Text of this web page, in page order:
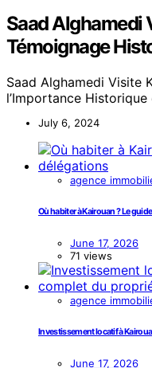
Saad Alghamedi
Témoignage
Saad Alghamedi Visite
l’Importance
July 6, 2024
agence
Où habiter à Kairouan ? Le
June 17, 2026
71 views
agence
Investissement locatif à
June 17, 2026